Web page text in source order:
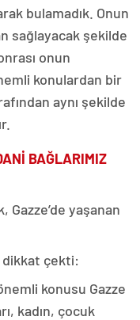
bulamadık. Onun
sağlayacak şekilde
onun
konulardan bir
aynı şekilde
BAĞLARIMIZ
Gazze’de yaşanan
dikkat çekti:
konusu Gazze
kadın, çocuk